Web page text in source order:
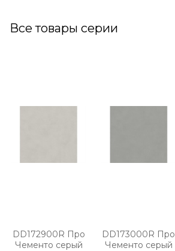
Все товары серии
DD172900R Про
Чементо серый
DD173000R Про
Чементо серый